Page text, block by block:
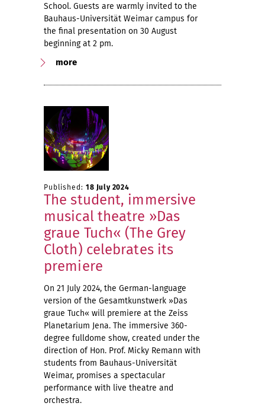
School. Guests are warmly invited to the
Bauhaus-Universität Weimar campus for
the final presentation on 30 August
beginning at 2 pm.
more
Published: 18 July 2024
The student, immersive
musical theatre »Das
graue Tuch« (The Grey
Cloth) celebrates its
premiere
On 21 July 2024, the German-language
version of the Gesamtkunstwerk »Das
graue Tuch« will premiere at the Zeiss
Planetarium Jena. The immersive 360-
degree fulldome show, created under the
direction of Hon. Prof. Micky Remann with
students from Bauhaus-Universität
Weimar, promises a spectacular
performance with live theatre and
orchestra.